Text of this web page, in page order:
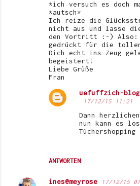
*ich versuch es doch
*autsch*
Ich reize die
nicht aus und lasse
den Vortritt :-) Also:
gedrückt für die
Dich echt ins Zeug
begeistert!
Liebe Grüße
Fran
ANTWORTEN
uefuffzich-
17/12/15 11:21
Dann
nun kann es
ines@meyrose 17/12/15